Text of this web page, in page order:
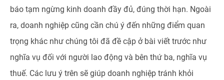
báo tạm ngừng kinh doanh đầy đủ, đúng thời hạn. Ngoài
ra, doanh nghiệp cũng cần chú ý đến những điểm quan
trọng khác như chúng tôi đã đề cập ở bài viết trước như
nghĩa vụ đối với người lao động và bên thứ ba, nghĩa vụ
thuế. Các lưu ý trên sẽ giúp doanh nghiệp tránh khỏi